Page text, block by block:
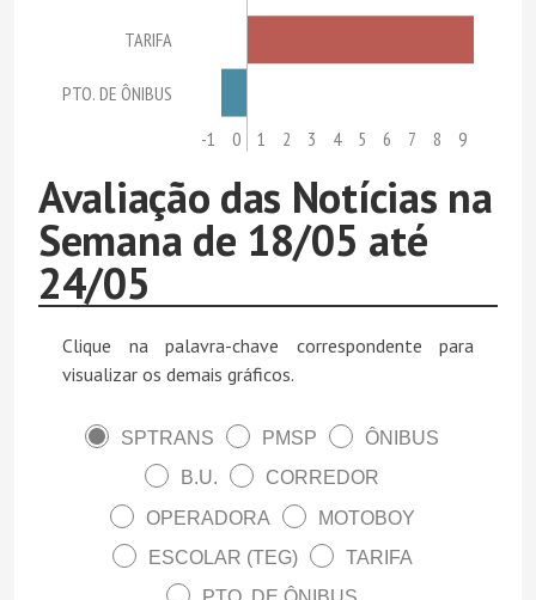
TARIFA
PTO. DE ÔNIBUS
-1 0 1 2 3 4 5 6 7 8 9
Avaliação das Notícias na
Semana de 18/05 até
24/05
Clique na palavra-chave correspondente para
visualizar os demais gráficos.
SPTRANS PMSP
ÔNIBUS
B.U.
CORREDOR
OPERADORA
MOTOBOY
ESCOLAR (TEG)
TARIFA